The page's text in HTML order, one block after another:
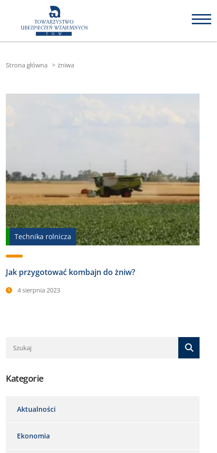
Strona główna > żniwa
Technika rolnicza
Jak przygotować kombajn do żniw?
4 sierpnia 2023
Kategorie
Aktualności
Ekonomia